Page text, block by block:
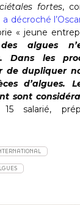
fortes,
décroché
« jeune
des algues
Dans les
de dupliquer
d’algues.
sont
salarié,